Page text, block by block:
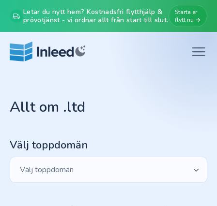
Letar du nytt hem? Kostnadsfri flytthjälp &
prövotjänst - vi ordnar allt från start till slut.
Starta er
flytt nu →
Allt om .ltd
Välj toppdomän
Välj toppdomän